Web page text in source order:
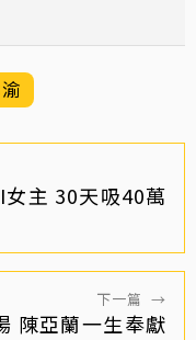
女主 30天吸40萬
下一篇 →
陳亞蘭一生奉獻